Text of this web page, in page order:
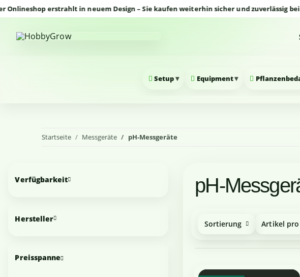
erstrahlt in neuem Design – Sie kaufen weiterhin sicher und zuverlässig bei
Setup▾ Equipment▾
Startseite Messgeräte pH-Messgeräte
pH-
Sortierung Artikel pro
Verfügbarkeit
Hersteller
Preisspanne